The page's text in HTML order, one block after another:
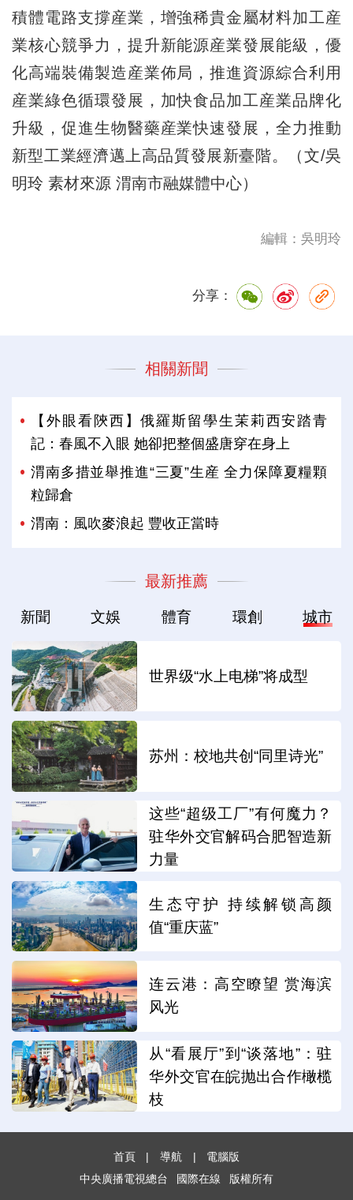
積體電路支撐産業，增強稀貴金屬材料加工産
業核心競爭力，提升新能源産業發展能級，優
化高端裝備製造産業佈局，推進資源綜合利用
産業綠色循環發展，加快食品加工産業品牌化
升級，促進生物醫藥産業快速發展，全力推動
新型工業經濟邁上高品質發展新臺階。（文/吳
明玲 素材來源 渭南市融媒體中心）
編輯：吳明玲
分享：
相關新聞
【外眼看陝西】俄羅斯留學生茉莉西安踏青
記：春風不入眼 她卻把整個盛唐穿在身上
渭南多措並舉推進“三夏”生産 全力保障夏糧顆
粒歸倉
渭南：風吹麥浪起 豐收正當時
最新推薦
新聞 文娛 體育 環創 城市
世界级“水上电梯”将成型
苏州：校地共创“同里诗光”
这些“超级工厂”有何魔力？
驻华外交官解码合肥智造新
力量
生态守护 持续解锁高颜
值“重庆蓝”
连云港：高空瞭望 赏海滨
风光
从“看展厅”到“谈落地”：驻
华外交官在皖抛出合作橄榄
枝
首頁 | 導航 |
電腦版
中央廣播電視總台
國際在線 版權所有